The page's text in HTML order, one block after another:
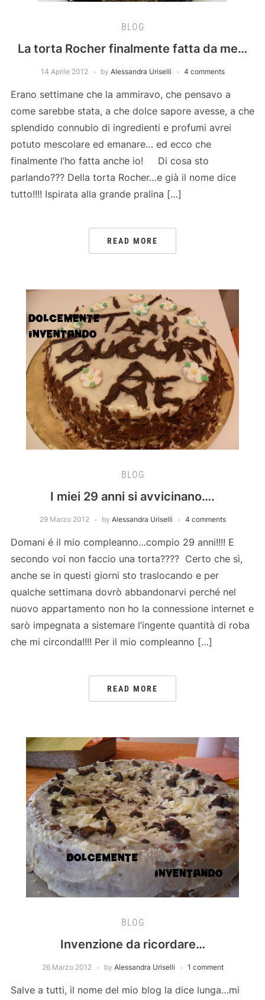
BLOG
La torta Rocher finalmente fatta da me…
14 Aprile 2012 by Alessandra Uriselli 4 comments
Erano settimane che la ammiravo, che pensavo a
come sarebbe stata, a che dolce sapore avesse, a che
splendido connubio di ingredienti e profumi avrei
potuto mescolare ed emanare… ed ecco che
finalmente l’ho fatta anche io! Di cosa sto
parlando??? Della torta Rocher…e già il nome dice
tutto!!!! Ispirata alla grande pralina […]
READ MORE
BLOG
I miei 29 anni si avvicinano….
29 Marzo 2012 by Alessandra Uriselli 4 comments
Domani é il mio compleanno…compio 29 anni!!!! E
secondo voi non faccio una torta???? Certo che sì,
anche se in questi giorni sto traslocando e per
qualche settimana dovrò abbandonarvi perché nel
nuovo appartamento non ho la connessione internet e
sarò impegnata a sistemare l’ingente quantità di roba
che mi circonda!!!! Per il mio compleanno […]
READ MORE
BLOG
Invenzione da ricordare…
26 Marzo 2012 by Alessandra Uriselli 1 comment
Salve a tutti, il nome del mio blog la dice lunga…mi